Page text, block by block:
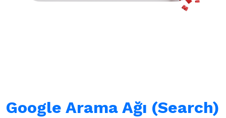
Google Arama Ağı (Search)